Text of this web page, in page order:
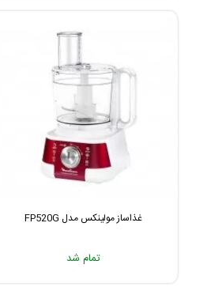
غذاساز مولینکس مدل FP520G
تمام شد